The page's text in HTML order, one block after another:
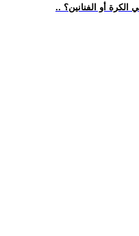
أو الفنانين؟